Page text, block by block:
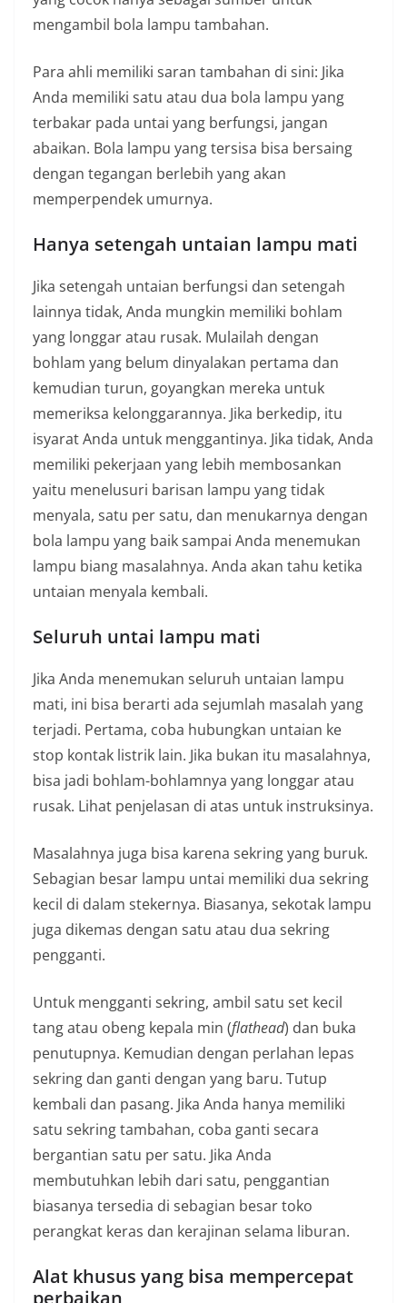
mengambil bola lampu tambahan.
Para ahli memiliki saran tambahan di sini: Jika
Anda memiliki satu atau dua bola lampu yang
terbakar pada untai yang berfungsi, jangan
abaikan. Bola lampu yang tersisa bisa bersaing
dengan tegangan berlebih yang akan
memperpendek umurnya.
Hanya setengah untaian lampu mati
Jika setengah untaian berfungsi dan setengah
lainnya tidak, Anda mungkin memiliki bohlam
yang longgar atau rusak. Mulailah dengan
bohlam yang belum dinyalakan pertama dan
kemudian turun, goyangkan mereka untuk
memeriksa kelonggarannya. Jika berkedip, itu
isyarat Anda untuk menggantinya. Jika tidak, Anda
memiliki pekerjaan yang lebih membosankan
yaitu menelusuri barisan lampu yang tidak
menyala, satu per satu, dan menukarnya dengan
bola lampu yang baik sampai Anda menemukan
lampu biang masalahnya. Anda akan tahu ketika
untaian menyala kembali.
Seluruh untai lampu mati
Jika Anda menemukan seluruh untaian lampu
mati, ini bisa berarti ada sejumlah masalah yang
terjadi. Pertama, coba hubungkan untaian ke
stop kontak listrik lain. Jika bukan itu masalahnya,
bisa jadi bohlam-bohlamnya yang longgar atau
rusak. Lihat penjelasan di atas untuk instruksinya.
Masalahnya juga bisa karena sekring yang buruk.
Sebagian besar lampu untai memiliki dua sekring
kecil di dalam stekernya. Biasanya, sekotak lampu
juga dikemas dengan satu atau dua sekring
pengganti.
Untuk mengganti sekring, ambil satu set kecil
tang atau obeng kepala min (flathead) dan buka
penutupnya. Kemudian dengan perlahan lepas
sekring dan ganti dengan yang baru. Tutup
kembali dan pasang. Jika Anda hanya memiliki
satu sekring tambahan, coba ganti secara
bergantian satu per satu. Jika Anda
membutuhkan lebih dari satu, penggantian
biasanya tersedia di sebagian besar toko
perangkat keras dan kerajinan selama liburan.
Alat khusus yang bisa mempercepat
perbaikan